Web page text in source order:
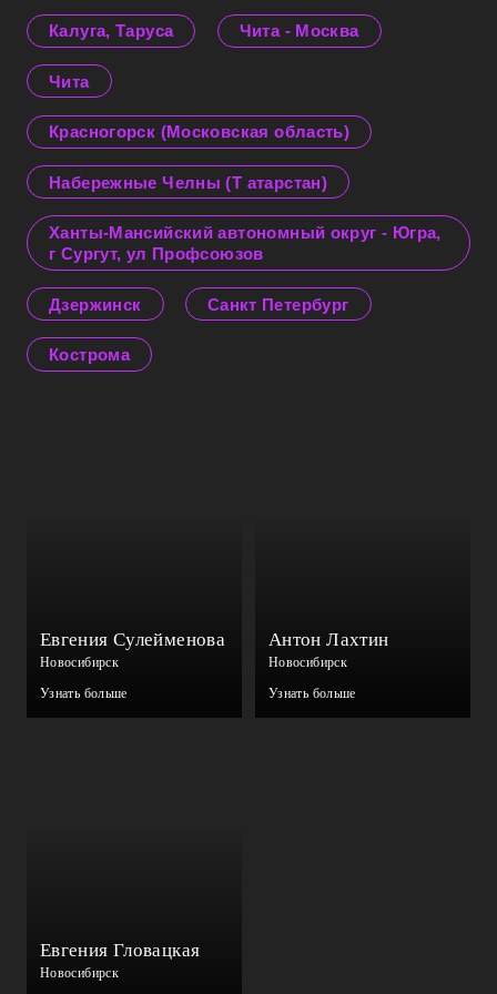
Калуга, Таруса Чита - Москва
Чита
Красногорск (Московская область)
Набережные Челны (Т атарстан)
Ханты-Мансийский автономный округ - Югра,
г Сургут, ул Профсоюзов
Дзержинск Санкт Петербург
Кострома
Евгения Сулейменова
Новосибирск
Узнать больше
Антон Лахтин
Новосибирск
Узнать больше
Евгения Гловацкая
Новосибирск